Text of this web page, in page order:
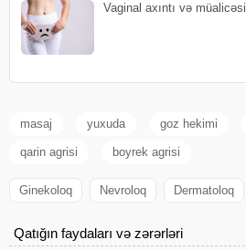
Vaginal axıntı və müalicəsi
masaj yuxuda goz hekimi
qarin agrisi boyrek agrisi
Ginekoloq Nevroloq Dermatoloq
Qatığın faydaları və zərərləri